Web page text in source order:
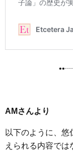
AMさんより
以下のように、
えられる内容では